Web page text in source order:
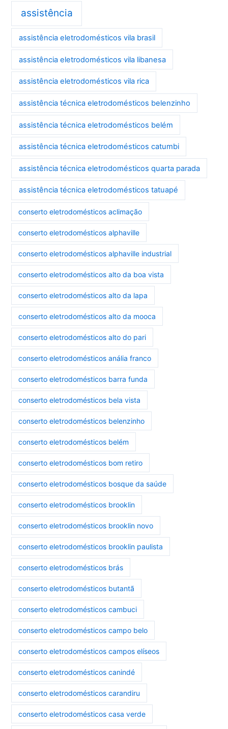
assistência
assistência eletrodomésticos vila brasil
assistência eletrodomésticos vila libanesa
assistência eletrodomésticos vila rica
assistência técnica eletrodomésticos belenzinho
assistência técnica eletrodomésticos belém
assistência técnica eletrodomésticos catumbi
assistência técnica eletrodomésticos quarta parada
assistência técnica eletrodomésticos tatuapé
conserto eletrodomésticos aclimação
conserto eletrodomésticos alphaville
conserto eletrodomésticos alphaville industrial
conserto eletrodomésticos alto da boa vista
conserto eletrodomésticos alto da lapa
conserto eletrodomésticos alto da mooca
conserto eletrodomésticos alto do pari
conserto eletrodomésticos anália franco
conserto eletrodomésticos barra funda
conserto eletrodomésticos bela vista
conserto eletrodomésticos belenzinho
conserto eletrodomésticos belém
conserto eletrodomésticos bom retiro
conserto eletrodomésticos bosque da saúde
conserto eletrodomésticos brooklin
conserto eletrodomésticos brooklin novo
conserto eletrodomésticos brooklin paulista
conserto eletrodomésticos brás
conserto eletrodomésticos butantã
conserto eletrodomésticos cambuci
conserto eletrodomésticos campo belo
conserto eletrodomésticos campos elíseos
conserto eletrodomésticos canindé
conserto eletrodomésticos carandiru
conserto eletrodomésticos casa verde